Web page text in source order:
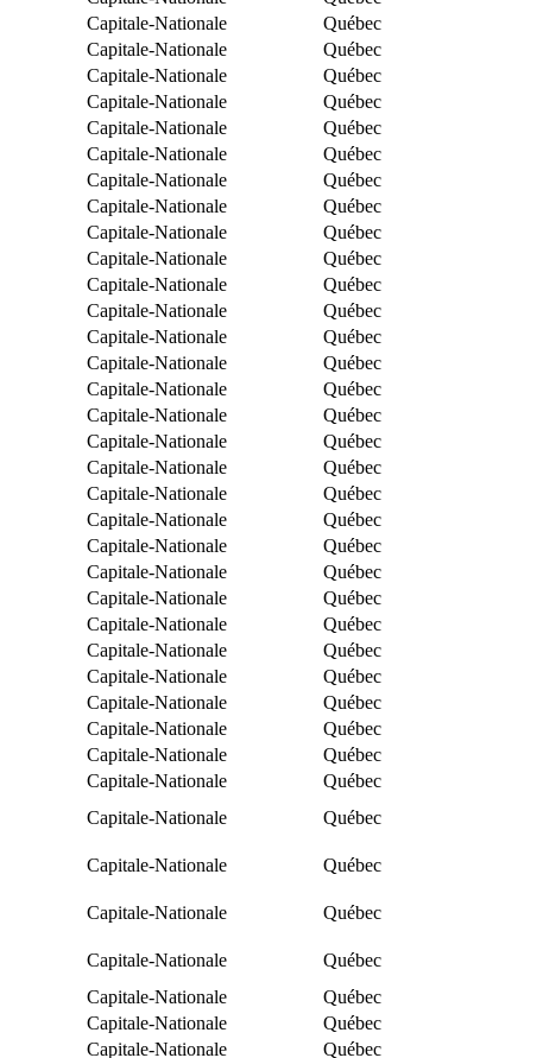
Capitale-Nationale
Québec
Capitale-Nationale
Québec
Capitale-Nationale
Québec
Capitale-Nationale
Québec
Capitale-Nationale
Québec
Capitale-Nationale
Québec
Capitale-Nationale
Québec
Capitale-Nationale
Québec
Capitale-Nationale
Québec
Capitale-Nationale
Québec
Capitale-Nationale
Québec
Capitale-Nationale
Québec
Capitale-Nationale
Québec
Capitale-Nationale
Québec
Capitale-Nationale
Québec
Capitale-Nationale
Québec
Capitale-Nationale
Québec
Capitale-Nationale
Québec
Capitale-Nationale
Québec
Capitale-Nationale
Québec
Capitale-Nationale
Québec
Capitale-Nationale
Québec
Capitale-Nationale
Québec
Capitale-Nationale
Québec
Capitale-Nationale
Québec
Capitale-Nationale
Québec
Capitale-Nationale
Québec
Capitale-Nationale
Québec
Capitale-Nationale
Québec
Capitale-Nationale
Québec
Capitale-Nationale
Québec
Capitale-Nationale
Québec
Capitale-Nationale
Québec
Capitale-Nationale
Québec
Capitale-Nationale
Québec
Capitale-Nationale
Québec
Capitale-Nationale Québec